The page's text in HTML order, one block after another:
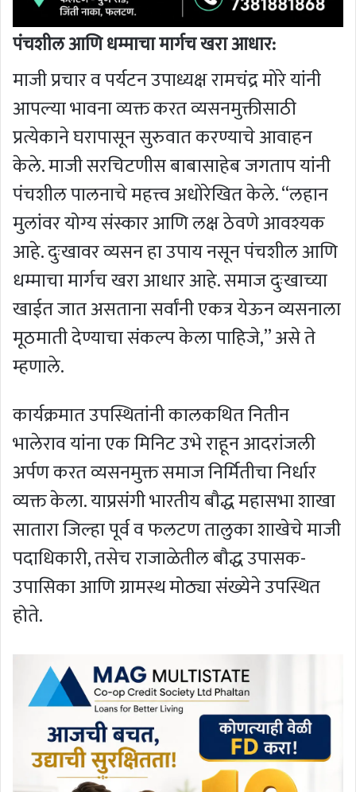
पंचशील आणि धम्माचा मार्गच खरा आधार:
माजी प्रचार व पर्यटन उपाध्यक्ष रामचंद्र मोरे यांनी
आपल्या भावना व्यक्त करत व्यसनमुक्तीसाठी
प्रत्येकाने घरापासून सुरुवात करण्याचे आवाहन
केले. माजी सरचिटणीस बाबासाहेब जगताप यांनी
पंचशील पालनाचे महत्त्व अधोरेखित केले. “लहान
मुलांवर योग्य संस्कार आणि लक्ष ठेवणे आवश्यक
आहे. दुःखावर व्यसन हा उपाय नसून पंचशील आणि
धम्माचा मार्गच खरा आधार आहे. समाज दुःखाच्या
खाईत जात असताना सर्वांनी एकत्र येऊन व्यसनाला
मूठमाती देण्याचा संकल्प केला पाहिजे,” असे ते
म्हणाले.
कार्यक्रमात उपस्थितांनी कालकथित नितीन
भालेराव यांना एक मिनिट उभे राहून आदरांजली
अर्पण करत व्यसनमुक्त समाज निर्मितीचा निर्धार
व्यक्त केला. याप्रसंगी भारतीय बौद्ध महासभा शाखा
सातारा जिल्हा पूर्व व फलटण तालुका शाखेचे माजी
पदाधिकारी, तसेच राजाळेतील बौद्ध उपासक-
उपासिका आणि ग्रामस्थ मोठ्या संख्येने उपस्थित
होते.